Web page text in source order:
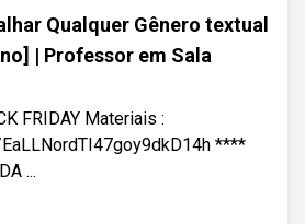
Qualquer Gênero textual
| Professor em Sala
FRIDAY Materiais :
****
...